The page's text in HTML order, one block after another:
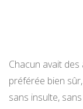
Chacun avait
préférée bien
sans insulte,